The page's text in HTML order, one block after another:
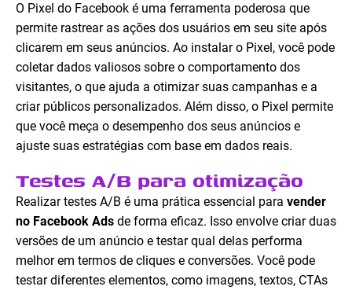
O Pixel do Facebook é uma ferramenta poderosa que
permite rastrear as ações dos usuários em seu site após
clicarem em seus anúncios. Ao instalar o Pixel, você pode
coletar dados valiosos sobre o comportamento dos
visitantes, o que ajuda a otimizar suas campanhas e a
criar públicos personalizados. Além disso, o Pixel permite
que você meça o desempenho dos seus anúncios e
ajuste suas estratégias com base em dados reais.
Testes A/B para otimização
Realizar testes A/B é uma prática essencial para vender
no Facebook Ads de forma eficaz. Isso envolve criar duas
versões de um anúncio e testar qual delas performa
melhor em termos de cliques e conversões. Você pode
testar diferentes elementos, como imagens, textos, CTAs